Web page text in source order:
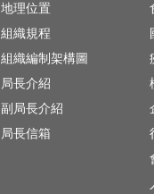
地理位置
組織規程
組織編制架構圖
局長介紹
副局長介紹
局長信箱